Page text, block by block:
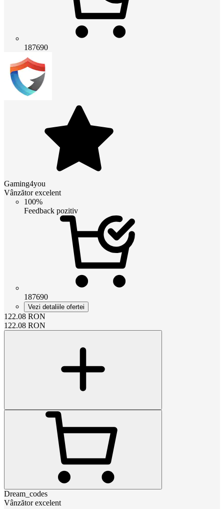
187690
Gaming4you
Vânzător excelent
100%
Feedback pozitiv
187690
Vezi detaliile ofertei
122.08 RON
122.08 RON
Dream_codes
Vânzător excelent